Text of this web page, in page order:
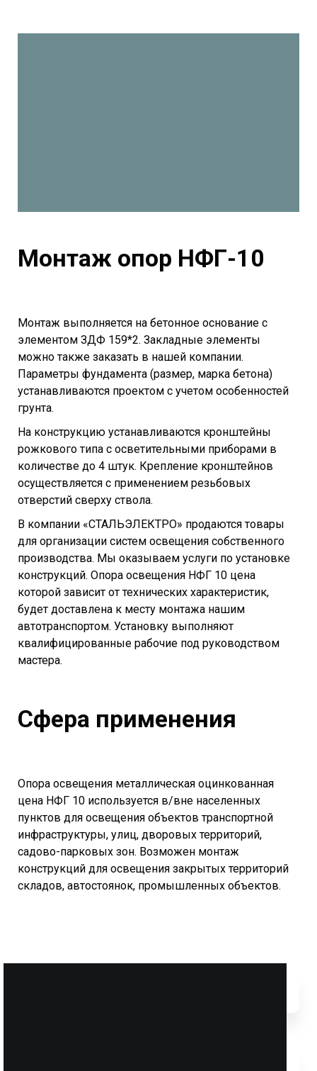
Монтаж опор НФГ-10
Монтаж выполняется на бетонное основание с
элементом ЗДФ 159*2. Закладные элементы
можно также заказать в нашей компании.
Параметры фундамента (размер, марка бетона)
устанавливаются проектом с учетом особенностей
грунта.
На конструкцию устанавливаются кронштейны
рожкового типа с осветительными приборами в
количестве до 4 штук. Крепление кронштейнов
осуществляется с применением резьбовых
отверстий сверху ствола.
В компании «СТАЛЬЭЛЕКТРО» продаются товары
для организации систем освещения собственного
производства. Мы оказываем услуги по установке
конструкций. Опора освещения НФГ 10 цена
которой зависит от технических характеристик,
будет доставлена к месту монтажа нашим
автотранспортом. Установку выполняют
квалифицированные рабочие под руководством
мастера.
Сфера применения
Опора освещения металлическая оцинкованная
цена НФГ 10 используется в/вне населенных
пунктов для освещения объектов транспортной
инфраструктуры, улиц, дворовых территорий,
садово-парковых зон. Возможен монтаж
конструкций для освещения закрытых территорий
складов, автостоянок, промышленных объектов.